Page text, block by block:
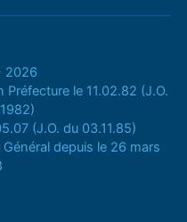
2026
le 11.02.82 (J.O.
(J.O. du 03.11.85)
depuis le 26 mars